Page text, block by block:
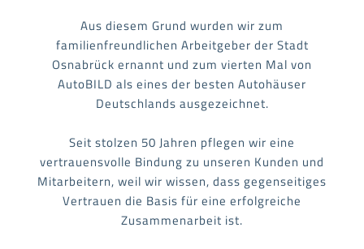
Aus diesem Grund wurden wir zum
familienfreundlichen Arbeitgeber der Stadt
Osnabrück ernannt und zum vierten Mal von
AutoBILD als eines der besten Autohäuser
Deutschlands ausgezeichnet.
Seit stolzen 50 Jahren pflegen wir eine
vertrauensvolle Bindung zu unseren Kunden und
Mitarbeitern, weil wir wissen, dass gegenseitiges
Vertrauen die Basis für eine erfolgreiche
Zusammenarbeit ist.